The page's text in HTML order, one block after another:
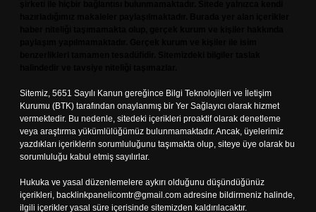
Sitemiz, 5651 Sayılı Kanun gereğince Bilgi Teknolojileri ve İletişim
Kurumu (BTK) tarafından onaylanmış bir Yer Sağlayıcı olarak hizmet
vermektedir. Bu nedenle, sitedeki içerikleri proaktif olarak denetleme
veya araştırma yükümlülüğümüz bulunmamaktadır. Ancak, üyelerimiz
yazdıkları içeriklerin sorumluluğunu taşımakta olup, siteye üye olarak bu
sorumluluğu kabul etmiş sayılırlar.
Hukuka ve yasal düzenlemelere aykırı olduğunu düşündüğünüz
içerikleri, backlinkpanelicomtr@gmail.com adresine bildirmeniz halinde,
ilgili içerikler yasal süre içerisinde sitemizden kaldırılacaktır.